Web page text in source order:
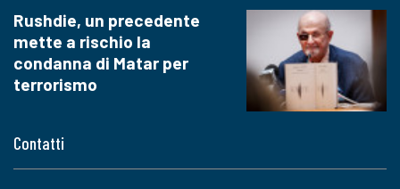
Contatti
Rushdie, un precedente
mette a rischio la
condanna di Matar per
terrorismo